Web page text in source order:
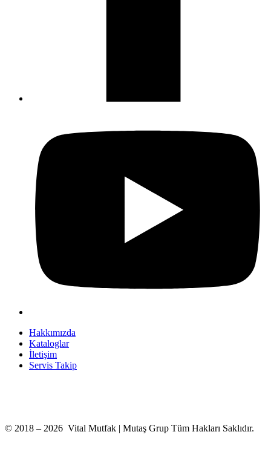
Hakkımızda
Kataloglar
İletişim
Servis Takip
© 2018 – 2026 Vital Mutfak | Mutaş Grup Tüm Hakları Saklıdır.